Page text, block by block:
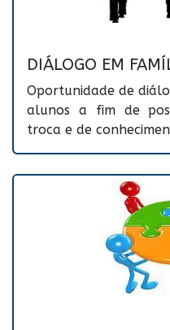
DIÁLOGO EM
Oportunidade de
alunos a fim de
troca e de